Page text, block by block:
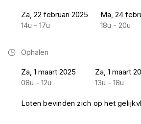
Za, 22 februari 2025
14u - 17u
Ma, 24
18u - 20u
Ophalen
Za, 1 maart 2025
08u - 12u
Za, 1 maart
13u - 18u
Loten bevinden zich op het